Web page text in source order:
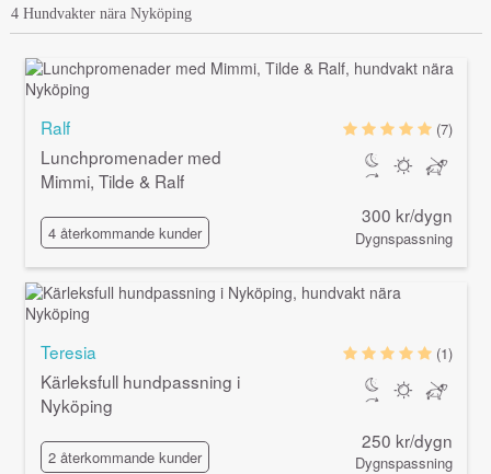
4 Hundvakter nära Nyköping
Ralf
Lunchpromenader med
Mimmi, Tilde & Ralf
4 återkommande kunder
(7)
300 kr/dygn
Dygnspassning
Teresia
Kärleksfull hundpassning i
Nyköping
2 återkommande kunder
(1)
250 kr/dygn
Dygnspassning